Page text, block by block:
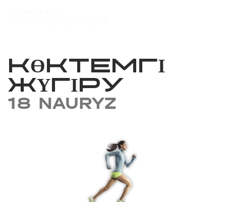
КӨКТЕМГІ
ЖҮГІРУ
18 NAURYZ